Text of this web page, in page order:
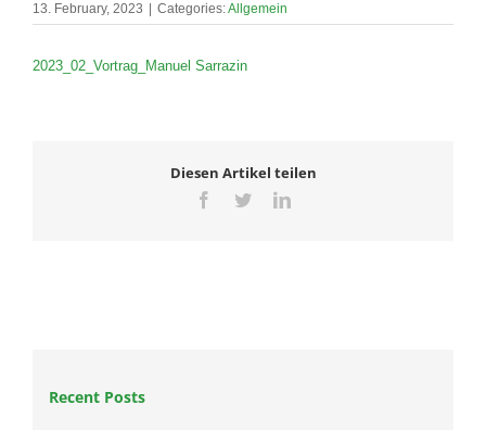
13. February, 2023 Categories:Allgemein
2023_02_Vortrag_Manuel Sarrazin
Diesen Artikel teilen
Facebook
TwitterLinkedIn
Recent Posts